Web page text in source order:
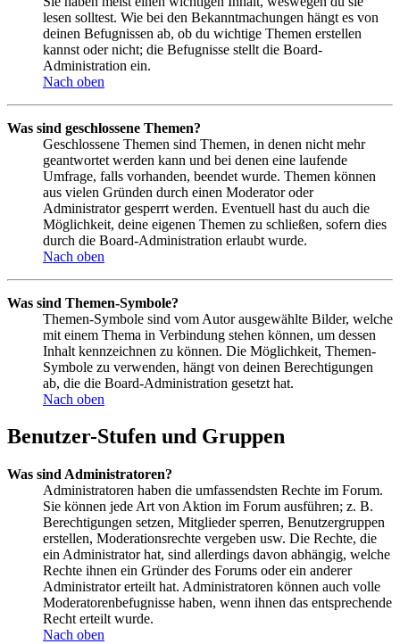
lesen solltest. Wie bei den Bekanntmachungen hängt es von
deinen Befugnissen ab, ob du wichtige Themen erstellen
kannst oder nicht; die Befugnisse stellt die Board-
Administration ein.
Nach oben
Was sind geschlossene Themen?
Geschlossene Themen sind Themen, in denen nicht mehr
geantwortet werden kann und bei denen eine laufende
Umfrage, falls vorhanden, beendet wurde. Themen können
aus vielen Gründen durch einen Moderator oder
Administrator gesperrt werden. Eventuell hast du auch die
Möglichkeit, deine eigenen Themen zu schließen, sofern dies
durch die Board-Administration erlaubt wurde.
Nach oben
Was sind Themen-Symbole?
Themen-Symbole sind vom Autor ausgewählte Bilder, welche
mit einem Thema in Verbindung stehen können, um dessen
Inhalt kennzeichnen zu können. Die Möglichkeit, Themen-
Symbole zu verwenden, hängt von deinen Berechtigungen
ab, die die Board-Administration gesetzt hat.
Nach oben
Benutzer-Stufen und Gruppen
Was sind Administratoren?
Administratoren haben die umfassendsten Rechte im Forum.
Sie können jede Art von Aktion im Forum ausführen; z. B.
Berechtigungen setzen, Mitglieder sperren, Benutzergruppen
erstellen, Moderationsrechte vergeben usw. Die Rechte, die
ein Administrator hat, sind allerdings davon abhängig, welche
Rechte ihnen ein Gründer des Forums oder ein anderer
Administrator erteilt hat. Administratoren können auch volle
Moderatorenbefugnisse haben, wenn ihnen das entsprechende
Recht erteilt wurde.
Nach oben